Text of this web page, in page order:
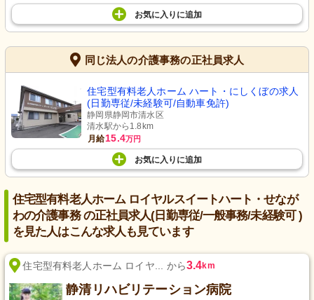
お気に入り に追加
同じ法人の介護事務の正社員求人
住宅型有料老人ホーム ハート・にしくぼの求人
(日勤専従/未経験可/自動車免許)
静岡県静岡市清水区
清水駅から1.8km
月給15.4万円
お気に入り に追加
住宅型有料老人ホーム ロイヤルスイートハート・せなが
わの介護事務 の正社員求人(日勤専従/一般事務/未経験可 )
を見た人はこんな求人も見ています
住宅型有料老人ホーム ロイヤ... から3.4km
静清リハビリテーション病院